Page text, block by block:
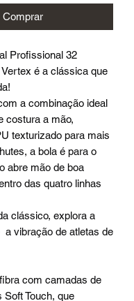
Comprar
Profissional 32
é a clássica que
a combinação ideal
costura a mão,
texturizado para mais
a bola é para o
abre mão de boa
das quatro linhas
clássico, explora a
a vibração de atletas de
com camadas de
Soft Touch, que